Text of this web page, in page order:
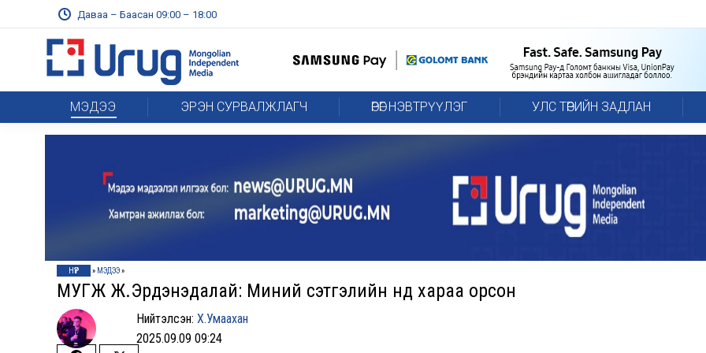
Даваа – Баасан 09:00 – 18:00
МЭДЭЭ ЭРЭН СУРВАЛЖЛАГЧ ӨРӨГ НЭВТРҮҮЛЭГ УЛС ТӨРИЙН ЗАДЛАН
НҮҮР » МЭДЭЭ»
МУГЖ Ж.Эрдэнэдалай: Миний сэтгэлийн нүд хараа орсон
Нийтэлсэн:Х.Умаахан
2025.09.09 09:24